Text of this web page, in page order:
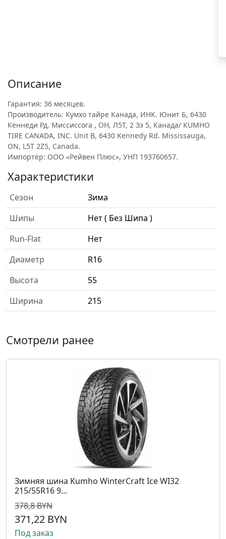
Описание
Гарантия: 36 месяцев.
Производитель: Кумхо тайре Канада, ИНК. Юнит Б, 6430
Кеннеди Рд. Миссиссога , ОН, Л5Т, 2 Зэ 5, Канада/ KUMHO
TIRE CANADA, INC. Unit B, 6430 Kennedy Rd. Mississauga,
ON, L5T 2Z5, Canada.
Импортёр: ООО «Рейвен Плюс», УНП 193760657.
Характеристики
Сезон
Зима
Шипы
Нет ( Без Шипа )
Run-Flat
Нет
Диаметр
R16
Высота
55
Ширина
215
Смотрели ранее
Зимняя шина Kumho WinterCraft Ice WI32
215/55R16 9...
378,8 BYN
371,22 BYN
Под заказ